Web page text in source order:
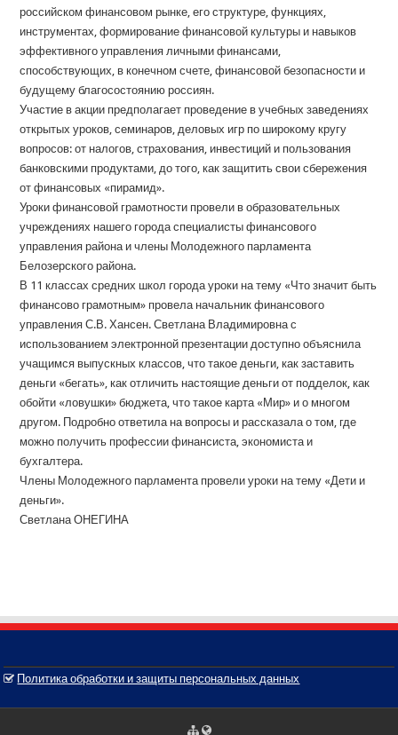
российском финансовом рынке, его структуре, функциях,
инструментах, формирование финансовой культуры и навыков
эффективного управления личными финансами,
способствующих, в конечном счете, финансовой безопасности и
будущему благосостоянию россиян.
Участие в акции предполагает проведение в учебных заведениях
открытых уроков, семинаров, деловых игр по широкому кругу
вопросов: от налогов, страхования, инвестиций и пользования
банковскими продуктами, до того, как защитить свои сбережения
от финансовых «пирамид».
Уроки финансовой грамотности провели в образовательных
учреждениях нашего города специалисты финансового
управления района и члены Молодежного парламента
Белозерского района.
В 11 классах средних школ города уроки на тему «Что значит быть
финансово грамотным» провела начальник финансового
управления С.В. Хансен. Светлана Владимировна с
использованием электронной презентации доступно объяснила
учащимся выпускных классов, что такое деньги, как заставить
деньги «бегать», как отличить настоящие деньги от подделок, как
обойти «ловушки» бюджета, что такое карта «Мир» и о многом
другом. Подробно ответила на вопросы и рассказала о том, где
можно получить профессии финансиста, экономиста и
бухгалтера.
Члены Молодежного парламента провели уроки на тему «Дети и
деньги».
Светлана ОНЕГИНА
Политика обработки и защиты персональных данных